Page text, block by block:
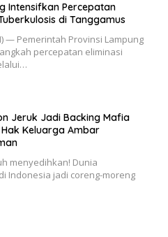
Intensifkan Percepatan
di Tanggamus
— Pemerintah Provinsi Lampung
percepatan eliminasi
Jeruk Jadi Backing Mafia
Keluarga Ambar
menyedihkan! Dunia
Indonesia jadi coreng-moreng